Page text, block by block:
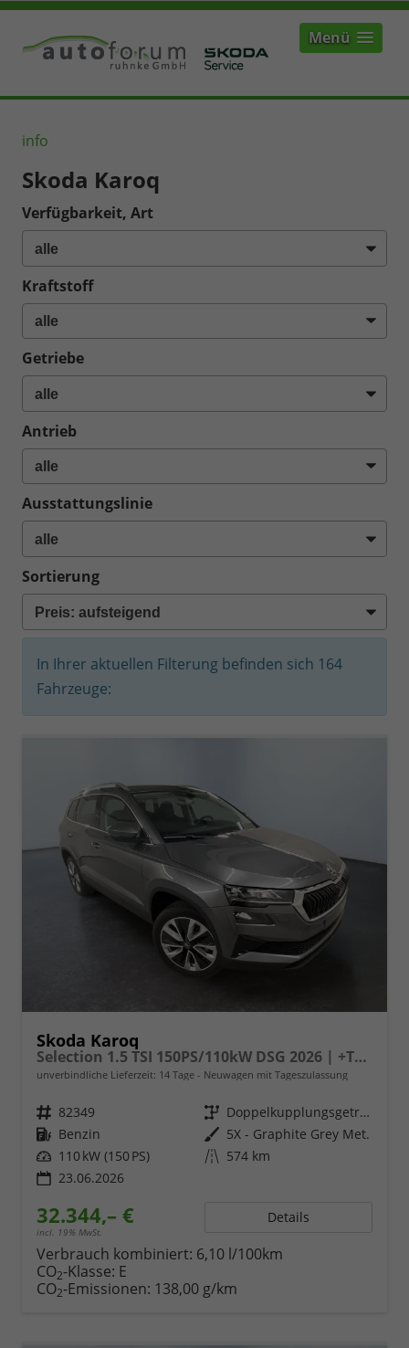
Menü
info
Skoda Karoq
Verfügbarkeit, Art
Kraftstoff
Getriebe
Antrieb
Ausstattungslinie
Sortierung
In Ihrer aktuellen Filterung befinden sich 164
Fahrzeuge:
Skoda Karoq
Selection 1.5 TSI 150PS/110kW DSG 2026 | +TravelAssist +RFK & Parksensoren +Var. Gepäckraumboden
unverbindliche Lieferzeit: 14 Tage Neuwagen mit Tageszulassung
Fahrzeugnr. 82349 Getriebe
Doppelkupplungsgetriebe (DSG)
Kraftstoff Benzin Außenfarbe 5X - Graphite Grey Met.
Leistung 110 kW (150 PS) Kilometerstand 574 km
23.06.2026
32.344,– €
incl. 19% MwSt.
Details
Verbrauch kombiniert: 6,10 l/100km
CO2-Klasse: E
CO2-Emissionen: 138,00 g/km